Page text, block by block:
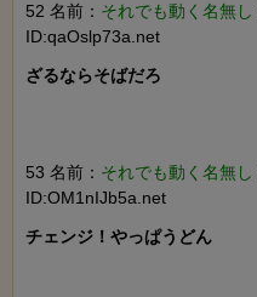
52 名前： それでも動く名無し
ID:qaOslp73a.net
ざるならそばだろ
53 名前： それでも動く名無し
ID:OM1nIJb5a.net
チェンジ！やっぱうどん